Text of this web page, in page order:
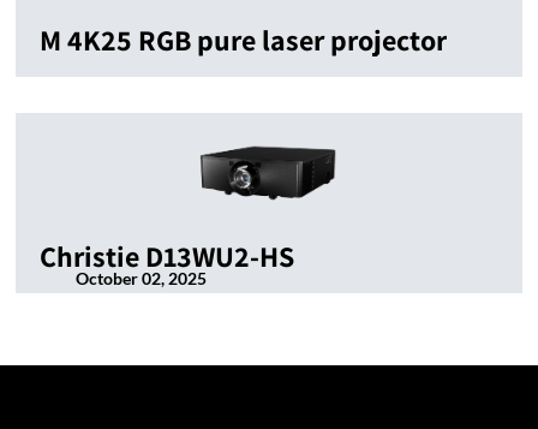
M 4K25 RGB pure laser projector
Christie D13WU2-HS
October 02, 2025